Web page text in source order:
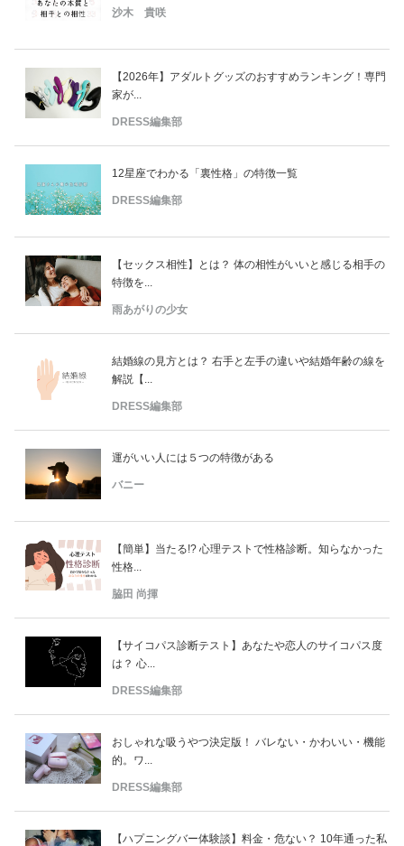
沙木 貴咲
【2026年】アダルトグッズのおすすめランキング！専門
家が...
DRESS編集部
12星座でわかる「裏性格」の特徴一覧
DRESS編集部
【セックス相性】とは？ 体の相性がいいと感じる相手の
特徴を...
雨あがりの少女
結婚線の見方とは？ 右手と左手の違いや結婚年齢の線を
解説【...
DRESS編集部
運がいい人には５つの特徴がある
バニー
【簡単】当たる!? 心理テストで性格診断。知らなかった
性格...
脇田 尚揮
【サイコパス診断テスト】あなたや恋人のサイコパス度
は？ 心...
DRESS編集部
おしゃれな吸うやつ決定版！ バレない・かわいい・機能
的。ワ...
DRESS編集部
【ハプニングバー体験談】料金・危ない？ 10年通った私